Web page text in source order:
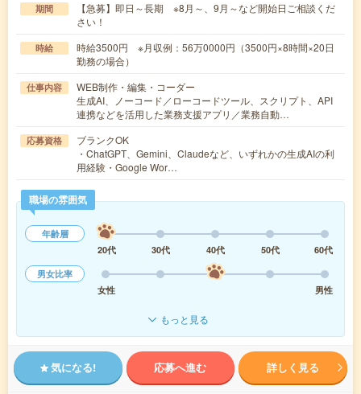
期間
【急募】即日～長期 ※8月～、9月～など開始日ご相談くだ
さい！
時給
時給3500円 ※月収例：56万0000円（3500円×8時間×20日
勤務の場合）
仕事内容
WEB制作・編集・コーダー
生成AI、ノーコード／ローコードツール、スクリプト、API
連携などを活用した業務支援アプリ／業務自動…
応募資格
ブランクOK
・ChatGPT、Gemini、Claudeなど、いずれかの生成AIの利
用経験・Google Wor…
職場の雰囲気
年齢層
20代
30代 40代 50代
60代
男女比率
女性
男性
もっと見る
気になる! 応募へ進む 詳しく見る